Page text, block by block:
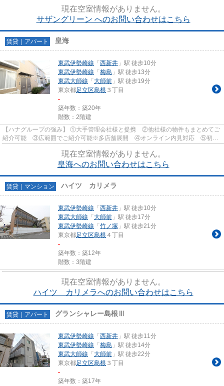
現在空室情報がありません。
サザングリーン へのお問い合わせはこちら
賃貸｜アパート 皇海
東武伊勢崎線 「 西新井 」駅 徒歩10分
東武伊勢崎線 「 梅島 」駅 徒歩13分
東武大師線 「 大師前 」駅 徒歩19分
東京都足立区島根 ３丁目
-
築年数：築20年
階数：2階建
【ハナグループの強み】 ①大手管理会社様と提携 ②他社様の物件もまとめてご
紹介可能 ③広範囲でご紹介可能※多店舗展開 ④オンライン内見対応 ⑤初期
現在空室情報がありません。
皇海へのお問い合わせはこちら
賃貸｜マンション ハイツ カリメラ
東武伊勢崎線 「 西新井 」駅 徒歩10分
東武大師線 「 大師前 」駅 徒歩17分
東武伊勢崎線 「 竹ノ塚 」駅 徒歩21分
東京都足立区島根 ４丁目
-
築年数：築12年
階数：3階建
現在空室情報がありません。
ハイツ カリメラへのお問い合わせはこちら
賃貸｜アパート グランシャレー島根Ⅲ
東武伊勢崎線 「 西新井 」駅 徒歩11分
東武伊勢崎線 「 梅島 」駅 徒歩14分
東武大師線 「 大師前 」駅 徒歩22分
東京都足立区島根 ３丁目
-
築年数：築17年